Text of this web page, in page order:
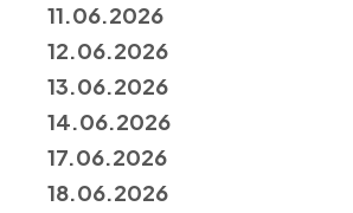
11.06.2026
12.06.2026
13.06.2026
14.06.2026
17.06.2026
18.06.2026